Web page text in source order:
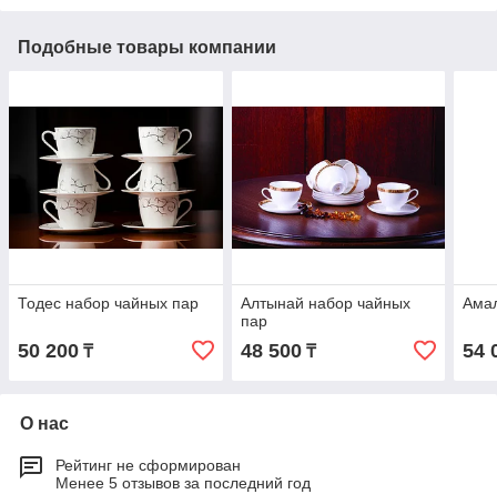
Подобные товары компании
Тодес набор чайных пар
50 200 ₸
Алтынай набор чайных
пар
48 500₸ 54
О нас
Рейтинг не сформирован
Менее 5 отзывов за последний год